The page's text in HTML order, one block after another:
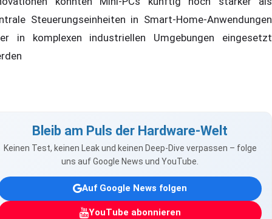
Steuerungseinheiten in Smart-Home-Anwendungen
in komplexen industriellen Umgebungen eingesetzt
Bleib am Puls der Hardware-Welt
Keinen Test, keinen Leak und keinen Deep-Dive verpassen – folge
uns auf Google News und YouTube.
Auf Google News folgen
YouTube abonnieren